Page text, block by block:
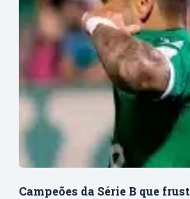
Campeões da Série B que